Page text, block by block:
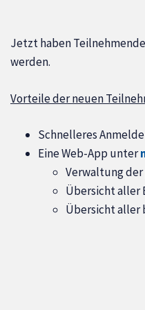
Jetzt haben
werden.
Vorteile der neuen
Schnelleres
Eine Web-App unter
Verwaltung
Übersicht aller
Übersicht aller